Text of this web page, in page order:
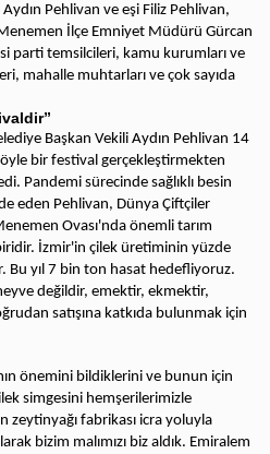
Pehlivan ve eşi Filiz Pehlivan,
İlçe Emniyet Müdürü Gürcan
parti temsilcileri, kamu kurumları ve
mahalle muhtarları ve çok sayıda
Başkan Vekili Aydın Pehlivan 14
bir festival gerçekleştirmekten
Pandemi sürecinde sağlıklı besin
eden Pehlivan, Dünya Çiftçiler
Ovası'nda önemli tarım
İzmir'in çilek üretiminin yüzde
Bu yıl 7 bin ton hasat hedefliyoruz.
değildir, emektir, ekmektir,
satışına katkıda bulunmak için
önemini bildiklerini ve bunun için
simgesini hemşerilerimizle
zeytinyağı fabrikası icra yoluyla
bizim malımızı biz aldık. Emiralem